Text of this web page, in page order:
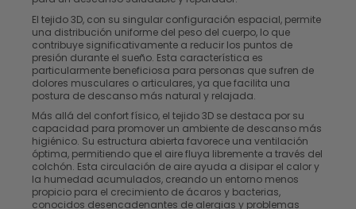
El tejido 3D, con su singular configuración espacial, permite
una distribución uniforme del peso del cuerpo, lo que
contribuye significativamente a reducir los puntos de
presión durante el sueño. Esta característica es
particularmente beneficiosa para personas que sufren de
dolores musculares o articulares, ya que facilita una
postura de descanso más natural y relajada.
Más allá del confort físico, el tejido 3D se destaca por su
capacidad para promover un ambiente de descanso más
higiénico. Su estructura abierta favorece una ventilación
óptima, permitiendo que el aire fluya libremente a través del
colchón. Esta circulación de aire ayuda a disipar el calor y
la humedad acumulados, creando un entorno menos
propicio para el crecimiento de ácaros y bacterias,
conocidos desencadenantes de alergias y problemas